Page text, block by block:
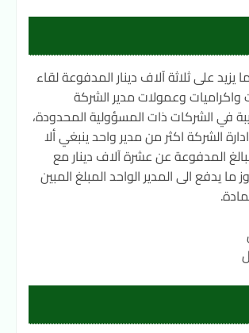
يزيد على ثلاثة آلاف دينار المدفوعة لقاء
وعمولات مدير الشركة
في الشركات ذات المسؤولية المحدودة،
الشركة اكثر من مدير واحد ينبغي ألا
المدفوعة عن عشرة آلاف دينار مع
ما يدفع الى المدير الواحد المبلغ المبين